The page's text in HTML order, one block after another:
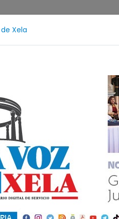
Xela
La Voz de Xela Sports
Judicial Fátima Bosch